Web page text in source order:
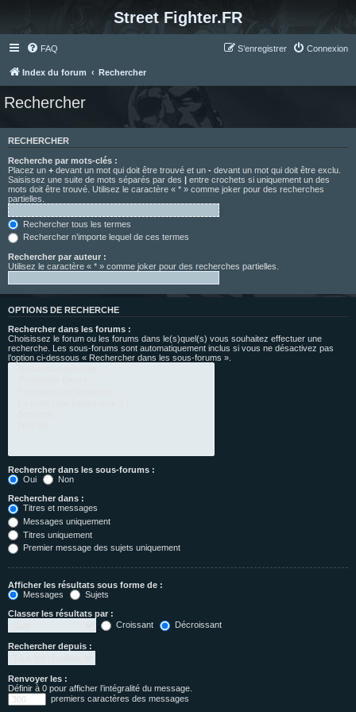
Street Fighter.FR
FAQ Connexion
S’enregistrer
Index du forum Rechercher
Rechercher
RECHERCHER
Recherche par mots-clés :
Placez un + devant un mot qui doit être trouvé et un - devant un mot qui doit être exclu.
Saisissez une suite de mots séparés par des | entre crochets si uniquement un des
mots doit être trouvé. Utilisez le caractère « * » comme joker pour des recherches
partielles.
Rechercher tous les termes
Rechercher n’importe lequel de ces termes
Rechercher par auteur :
Utilisez le caractère « * » comme joker pour des recherches partielles.
OPTIONS DE RECHERCHE
Rechercher dans les forums :
Choisissez le forum ou les forums dans le(s)quel(s) vous souhaitez effectuer une
recherche. Les sous-forums sont automatiquement inclus si vous ne désactivez pas
l’option ci-dessous « Rechercher dans les sous-forums ».
Rechercher dans les sous-forums :
Oui
Non
Rechercher dans :
Titres et messages
Messages uniquement
Titres uniquement
Premier message des sujets uniquement
Afficher les résultats sous forme de :
Messages
Sujets
Classer les résultats par :
Croissant
Décroissant
Rechercher depuis :
Renvoyer les :
Définir à 0 pour afficher l’intégralité du message.
premiers caractères des messages